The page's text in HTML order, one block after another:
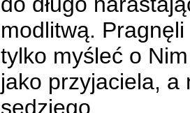
modlitwą.
tylko myśleć o
jako przyjaciela, a
sędziego.